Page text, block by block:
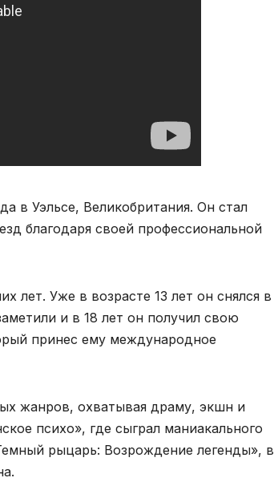
в Уэльсе, Великобритания. Он стал
благодаря своей профессиональной
лет. Уже в возрасте 13 лет он снялся в
и в 18 лет он получил свою
принес ему международное
жанров, охватывая драму, экшн и
психо», где сыграл маниакального
рыцарь: Возрождение легенды», в